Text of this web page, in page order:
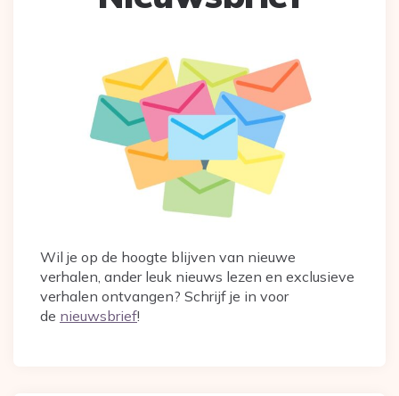
Wil je op de hoogte blijven van nieuwe
verhalen, ander leuk nieuws lezen en exclusieve
verhalen ontvangen? Schrijf je in voor
de nieuwsbrief!